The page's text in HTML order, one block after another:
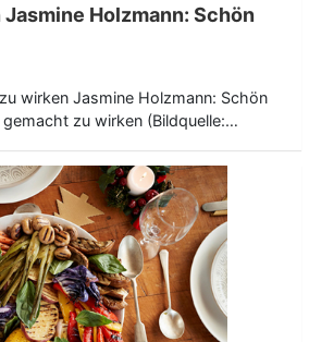
Holzmann: Schön
wirken Jasmine Holzmann: Schön
zu wirken (Bildquelle:…